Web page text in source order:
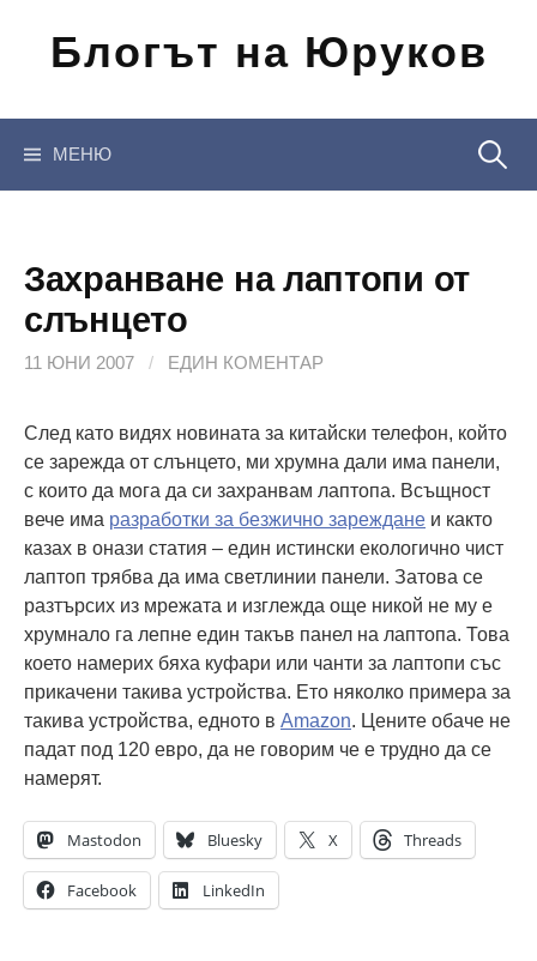
съдържанието
Блогът на Юруков
МЕНЮ
Захранване на лаптопи от
слънцето
11 ЮНИ 2007 / ЕДИН КОМЕНТАР
След като видях новината за китайски телефон, който
се зарежда от слънцето, ми хрумна дали има панели,
с които да мога да си захранвам лаптопа. Всъщност
вече има разработки за безжично зареждане и както
казах в онази статия – един истински екологично чист
лаптоп трябва да има светлинии панели. Затова се
разтърсих из мрежата и изглежда още никой не му е
хрумнало га лепне един такъв панел на лаптопа. Това
което намерих бяха куфари или чанти за лаптопи със
прикачени такива устройства. Ето няколко примера за
такива устройства, едното в Amazon. Цените обаче не
падат под 120 евро, да не говорим че е трудно да се
намерят.
Mastodon Bluesky X Threads
Facebook LinkedIn